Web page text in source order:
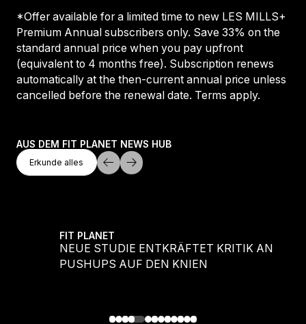
*Offer available for a limited time to new LES MILLS+
Premium Annual subscribers only. Save 33% on the
standard annual price when you pay upfront
(equivalent to 4 months free). Subscription renews
automatically at the then-current annual price unless
cancelled before the renewal date. Terms apply.
AUS DEM FIT PLANET NEWS HUB
Erkunde Alles
Erkunde alles
FIT PLANET
NEUE STUDIE ENTKRÄFTET KRITIK AN
PUSHUPS AUF DEN KNIEN